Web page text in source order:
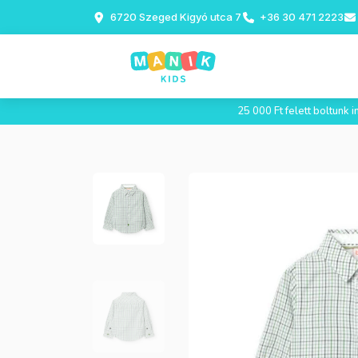
6720 Szeged Kigyó utca 7 +36 30 471 2223
25 000 Ft felett boltunk